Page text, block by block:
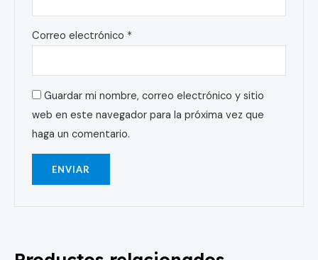
Correo electrónico *
Guardar mi nombre, correo electrónico y sitio
web en este navegador para la próxima vez que
haga un comentario.